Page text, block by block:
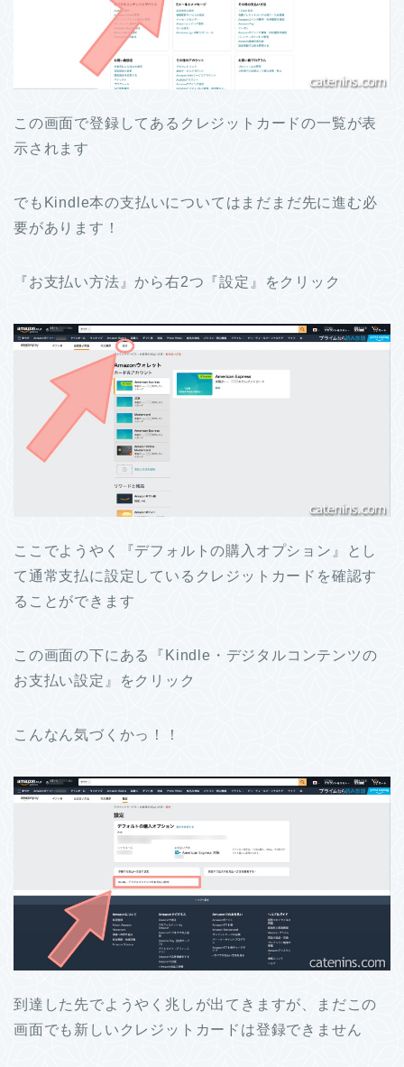
この画面で登録してあるクレジットカードの一覧が表
示されます
でもKindle本の支払いについてはまだまだ先に進む必
要があります！
『お支払い方法』から右2つ『設定』をクリック
ここでようやく『デフォルトの購入オプション』とし
て通常支払に設定しているクレジットカードを確認す
ることができます
この画面の下にある『Kindle・デジタルコンテンツの
お支払い設定』をクリック
こんなん気づくかっ！！
到達した先でようやく兆しが出てきますが、まだこの
画面でも新しいクレジットカードは登録できません